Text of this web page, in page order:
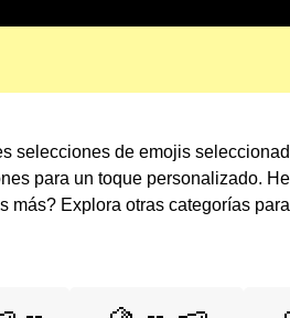
selecciones de emojis
para un toque personalizado.
más? Explora otras categorías